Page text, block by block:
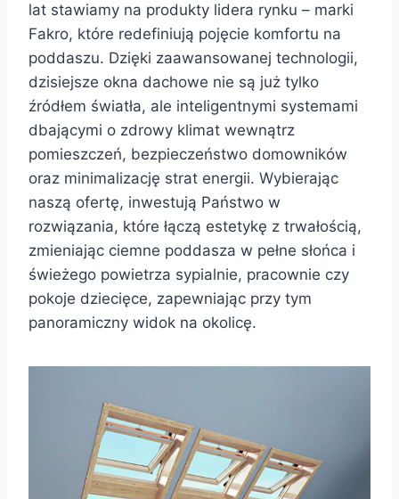
lat stawiamy na produkty lidera rynku – marki
Fakro, które redefiniują pojęcie komfortu na
poddaszu. Dzięki zaawansowanej technologii,
dzisiejsze okna dachowe nie są już tylko
źródłem światła, ale inteligentnymi systemami
dbającymi o zdrowy klimat wewnątrz
pomieszczeń, bezpieczeństwo domowników
oraz minimalizację strat energii. Wybierając
naszą ofertę, inwestują Państwo w
rozwiązania, które łączą estetykę z trwałością,
zmieniając ciemne poddasza w pełne słońca i
świeżego powietrza sypialnie, pracownie czy
pokoje dziecięce, zapewniając przy tym
panoramiczny widok na okolicę.